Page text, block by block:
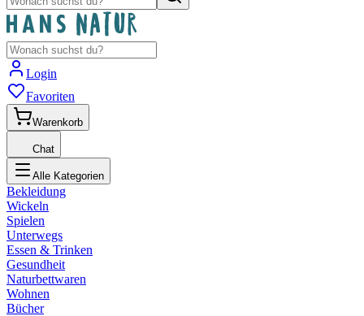
Login
Favoriten
Warenkorb
Chat
Alle Kategorien
Bekleidung
Wickeln
Spielen
Unterwegs
Essen & Trinken
Gesundheit
Naturbettwaren
Wohnen
Bücher